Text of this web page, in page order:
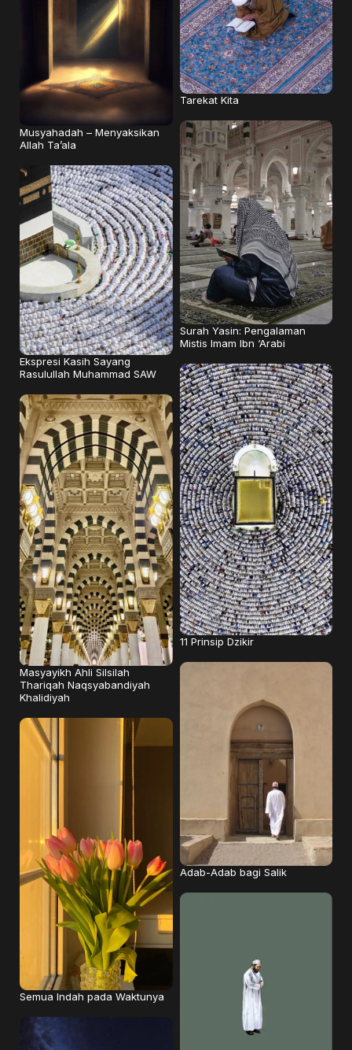
Musyahadah – Menyaksikan
Allah Ta’ala
Tarekat Kita
Ekspresi Kasih Sayang
Rasulullah Muhammad SAW
Surah Yasin: Pengalaman
Mistis Imam Ibn ‘Arabi
Masyayikh Ahli Silsilah
Thariqah Naqsyabandiyah
Khalidiyah
11 Prinsip Dzikir
Semua Indah pada Waktunya
Adab-Adab bagi Salik